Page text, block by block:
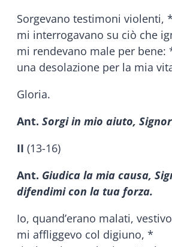
Sorgevano testimoni violenti, *
mi interrogavano su ciò che
mi rendevano male per bene:
una desolazione per la mia
Gloria.
Ant. Sorgi in mio aiuto,
II (13-16)
Ant. Giudica la mia causa,
difendimi con la tua forza.
Io, quand’erano malati,
mi affliggevo col digiuno, *